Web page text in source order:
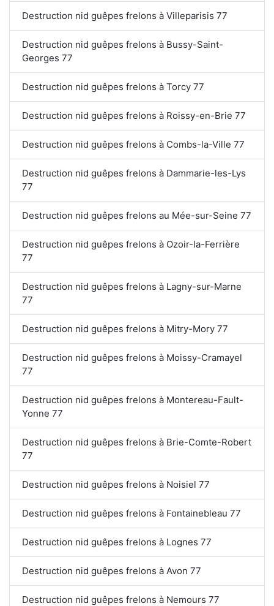
Destruction nid guêpes frelons à Villeparisis 77
Destruction nid guêpes frelons à Bussy-Saint-
Georges 77
Destruction nid guêpes frelons à Torcy 77
Destruction nid guêpes frelons à Roissy-en-Brie 77
Destruction nid guêpes frelons à Combs-la-Ville 77
Destruction nid guêpes frelons à Dammarie-les-Lys
77
Destruction nid guêpes frelons au Mée-sur-Seine 77
Destruction nid guêpes frelons à Ozoir-la-Ferrière
77
Destruction nid guêpes frelons à Lagny-sur-Marne
77
Destruction nid guêpes frelons à Mitry-Mory 77
Destruction nid guêpes frelons à Moissy-Cramayel
77
Destruction nid guêpes frelons à Montereau-Fault-
Yonne 77
Destruction nid guêpes frelons à Brie-Comte-Robert
77
Destruction nid guêpes frelons à Noisiel 77
Destruction nid guêpes frelons à Fontainebleau 77
Destruction nid guêpes frelons à Lognes 77
Destruction nid guêpes frelons à Avon 77
Destruction nid guêpes frelons à Nemours 77